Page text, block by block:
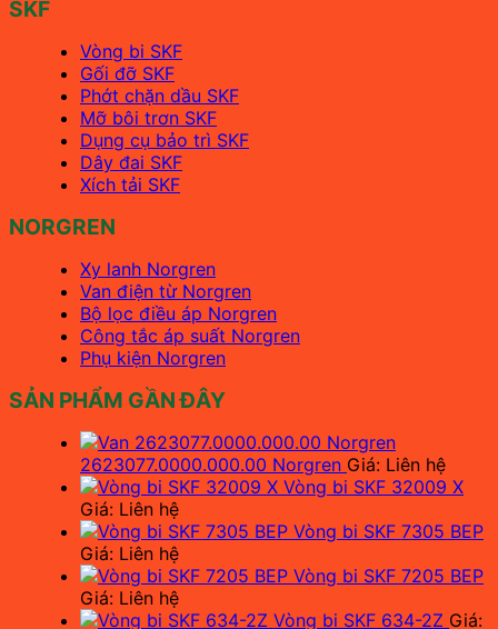
SKF
Vòng bi SKF
Gối đỡ SKF
Phớt chặn dầu SKF
Mỡ bôi trơn SKF
Dụng cụ bảo trì SKF
Dây đai SKF
Xích tải SKF
NORGREN
Xy lanh Norgren
Van điện từ Norgren
Bộ lọc điều áp Norgren
Công tắc áp suất Norgren
Phụ kiện Norgren
SẢN PHẨM GẦN ĐÂY
2623077.0000.000.00 Norgren Giá: Liên hệ
Vòng bi SKF 32009 X
Giá: Liên hệ
Vòng bi SKF 7305 BEP
Giá: Liên hệ
Vòng bi SKF 7205 BEP
Giá: Liên hệ
Vòng bi SKF 634-2Z Giá: